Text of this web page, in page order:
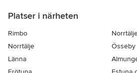
Platser i närheten
Rimbo
Norrtälje
Össeby
Länna